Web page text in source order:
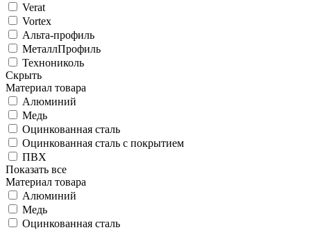
Verat
Vortex
Альта-профиль
МеталлПрофиль
Технониколь
Скрыть
Материал товара
Алюминий
Медь
Оцинкованная сталь
Оцинкованная сталь с покрытием
ПВХ
Показать все
Материал товара
Алюминий
Медь
Оцинкованная сталь